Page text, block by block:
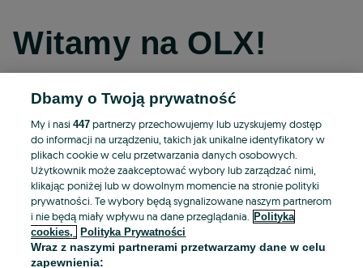
Witamy na OLX!
Kontynuuj przez Facebooka
Kontynuuj przez konto Apple
Kontynuuj przez konto Google
LUB
Dbamy o Twoją prywatność
My i nasi447 partnerzy przechowujemy lub uzyskujemy dostęp
do informacji na urządzeniu, takich jak unikalne identyfikatory w
plikach cookie w celu przetwarzania danych osobowych.
Użytkownik może zaakceptować wybory lub zarządzać nimi,
klikając poniżej lub w dowolnym momencie na stronie polityki
prywatności. Te wybory będą sygnalizowane naszym partnerom
i nie będą miały wpływu na dane przeglądania.
Polityka
cookies,
Polityka Prywatności
Wraz z naszymi partnerami przetwarzamy dane w celu
zapewnienia: